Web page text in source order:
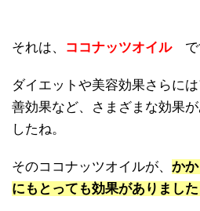
それは、 ココナッツオイルで
ダイエットや美容効果さらに
善効果など、さまざまな効果
したね。
そのココナッツオイルが、 か
にもとっても効果がありました